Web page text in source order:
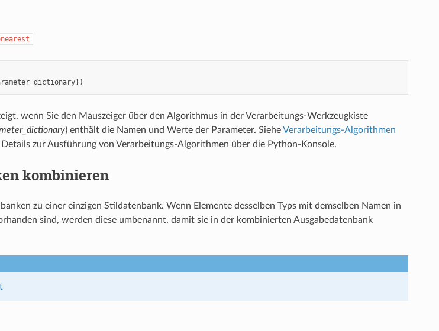
})
wenn Sie den Mauszeiger über den Algorithmus in der Verarbeitungs-Werkzeugkiste
) enthält die Namen und Werte der Parameter. SieheVerarbeitungs-Algorithmen
zur Ausführung von Verarbeitungs-Algorithmen über die Python-Konsole.
kombinieren
zu einer einzigen Stildatenbank. Wenn Elemente desselben Typs mit demselben Namen in
sind, werden diese umbenannt, damit sie in der kombinierten Ausgabedatenbank